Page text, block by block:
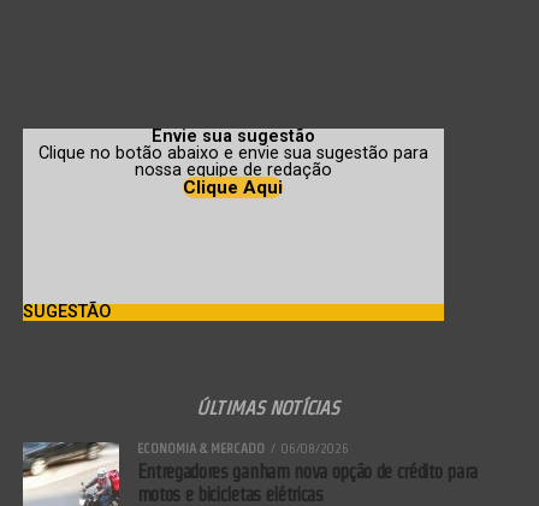
Envie sua sugestão
Clique no botão abaixo e envie sua sugestão para
nossa equipe de redação
Clique Aqui
SUGESTÃO
ÚLTIMAS NOTÍCIAS
ECONOMIA & MERCADO 06/08/2026
Entregadores ganham nova opção de crédito para
motos e bicicletas elétricas